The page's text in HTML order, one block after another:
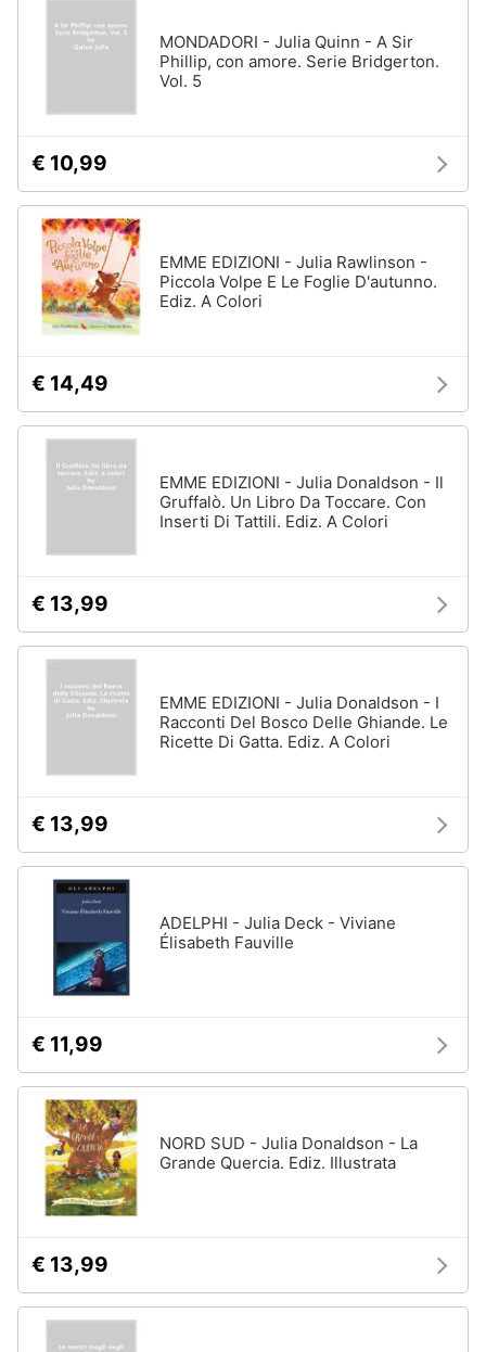
MONDADORI - Julia Quinn - A Sir
Phillip, con amore. Serie Bridgerton.
Vol. 5
€ 10,99
EMME EDIZIONI - Julia Rawlinson -
Piccola Volpe E Le Foglie D'autunno.
Ediz. A Colori
€ 14,49
EMME EDIZIONI - Julia Donaldson - Il
Gruffalò. Un Libro Da Toccare. Con
Inserti Di Tattili. Ediz. A Colori
€ 13,99
EMME EDIZIONI - Julia Donaldson - I
Racconti Del Bosco Delle Ghiande. Le
Ricette Di Gatta. Ediz. A Colori
€ 13,99
ADELPHI - Julia Deck - Viviane
Élisabeth Fauville
€ 11,99
NORD SUD - Julia Donaldson - La
Grande Quercia. Ediz. Illustrata
€ 13,99